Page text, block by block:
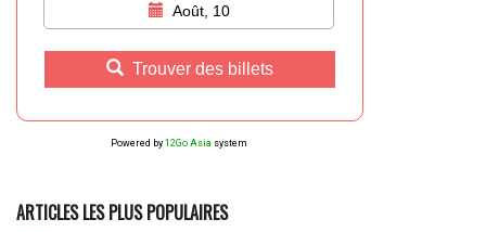
Août, 10
Trouver des billets
Powered by 12Go Asia system
ARTICLES LES PLUS POPULAIRES